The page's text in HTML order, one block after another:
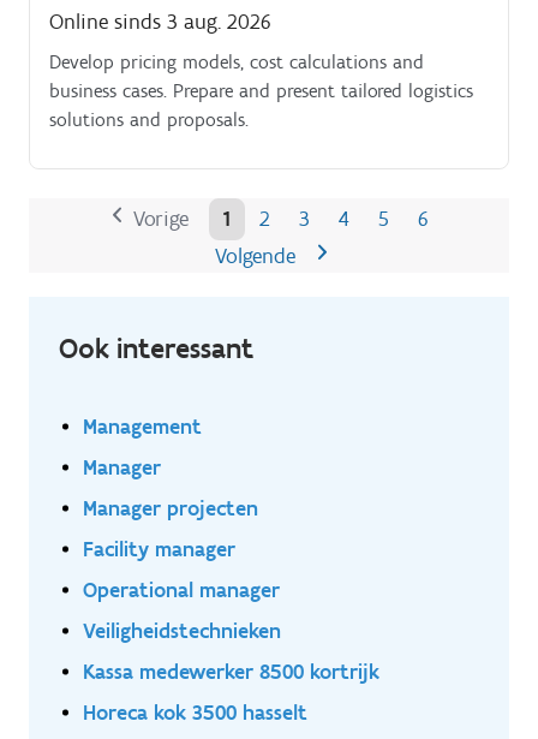
Online sinds 3 aug. 2026
Develop pricing models, cost calculations and
business cases. Prepare and present tailored logistics
solutions and proposals.
Vorige 1 2 3 4 5
6
Volgende
Ook interessant
Management
Manager
Manager projecten
Facility manager
Operational manager
Veiligheidstechnieken
Kassa medewerker 8500 kortrijk
Horeca kok 3500 hasselt